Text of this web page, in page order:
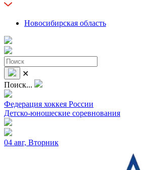
Новосибирская область
✕
Поиск...
Федерация хоккея России
Детско-юношеские соревнования
04 авг, Вторник